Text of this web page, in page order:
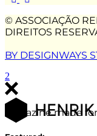
© ASSOCIAÇÃO
DIREITOS
BY DESIGNWAYS
Magazine made